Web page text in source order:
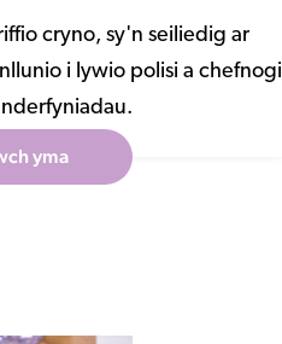
cryno, sy'n seiliedig ar
i lywio polisi a chefnogi
yma